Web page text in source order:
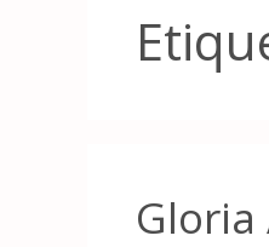
Gloria